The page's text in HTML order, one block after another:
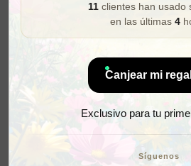
11 clientes han usado
en las últimas 4
Canjear mi
Exclusivo para tu
Síguenos